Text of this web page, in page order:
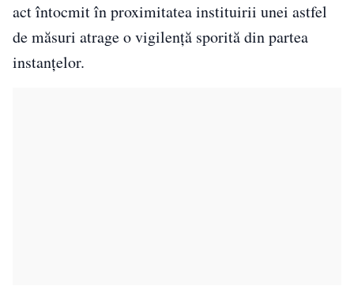
act întocmit în proximitatea instituirii unei astfel
de măsuri atrage o vigilență sporită din partea
instanțelor.